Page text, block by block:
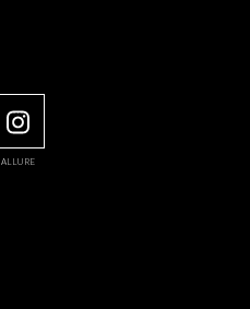
ALLURE